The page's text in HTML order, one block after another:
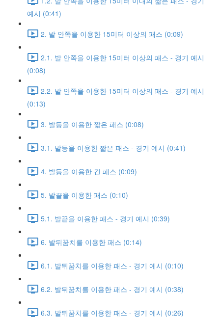
예시 (0:41)
2. 발 안쪽을 이용한 15미터 이상의 패스 (0:09)
2.1. 발 안쪽을 이용한 15미터 이상의 패스 - 경기 예시
(0:08)
2.2. 발 안쪽을 이용한 15미터 이상의 패스 - 경기 예시
(0:13)
3. 발등을 이용한 짧은 패스 (0:08)
3.1. 발등을 이용한 짧은 패스 - 경기 예시 (0:41)
4. 발등을 이용한 긴 패스 (0:09)
5. 발끝을 이용한 패스 (0:10)
5.1. 발끝을 이용한 패스 - 경기 예시 (0:39)
6. 발뒤꿈치를 이용한 패스 (0:14)
6.1. 발뒤꿈치를 이용한 패스 - 경기 예시 (0:10)
6.2. 발뒤꿈치를 이용한 패스 - 경기 예시 (0:38)
6.3. 발뒤꿈치를 이용한 패스 - 경기 예시 (0:26)